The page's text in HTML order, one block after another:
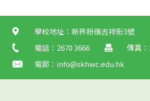
學校地址：新界粉嶺吉祥街3號
電話：2670 3666
傳真
電郵： info@skhwc.edu.hk